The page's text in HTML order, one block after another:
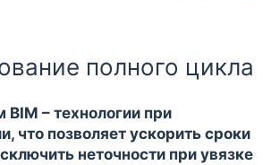
полного цикла
– технологии при
что позволяет ускорить сроки
неточности при увязке